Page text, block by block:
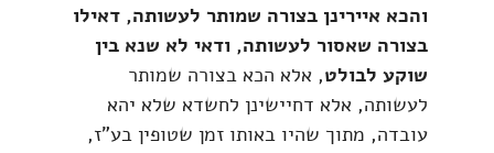
והכא איירינן בצורה שמותר לעשותה, דאילו
בצורה שאסור לעשותה, ודאי לא שנא בין
שוקע לבולט, אלא הכא בצורה שמותר
לעשותה, אלא דחיישינן לחשדא שלא יהא
עובדה, מתוך שהיו באותו זמן שטופין בע"ז,